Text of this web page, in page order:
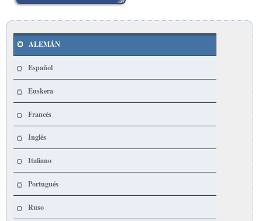
ALEMÁN
Español
Euskera
Francés
Inglés
Italiano
Portugués
Ruso